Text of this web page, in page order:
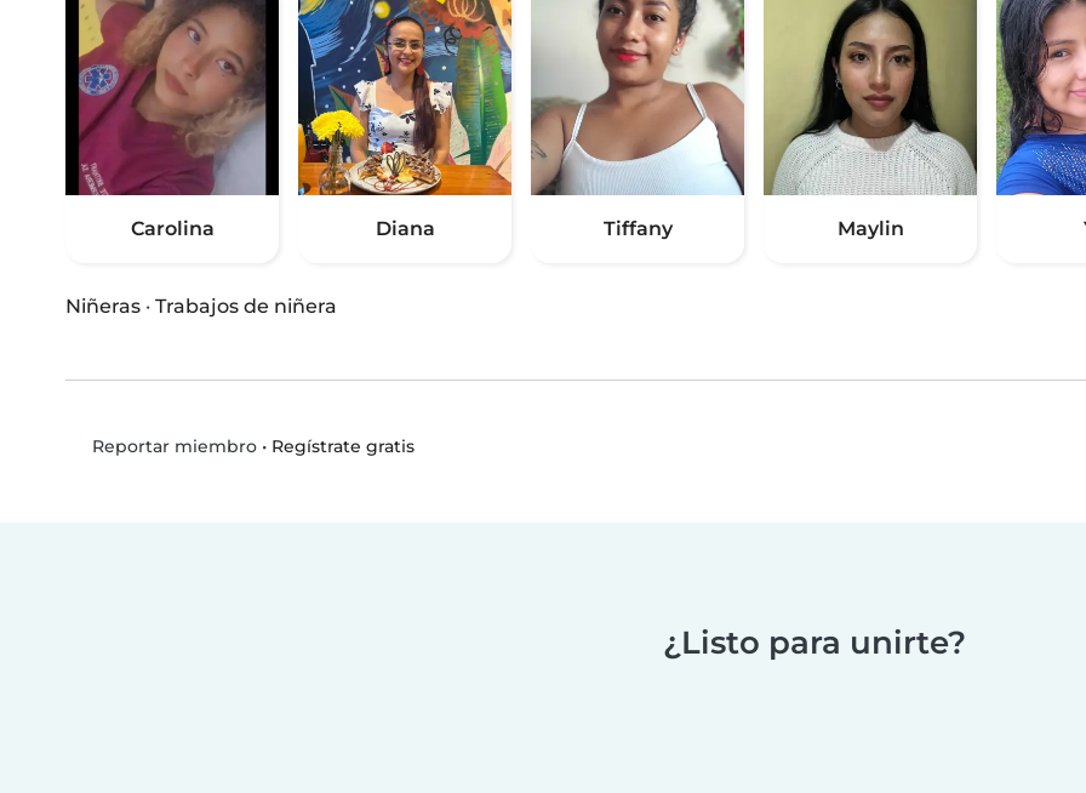
Carolina Diana Tiffany Maylin
Niñeras · Trabajos de niñera
Reportar miembro• Regístrate gratis
¿Listo para unirte?